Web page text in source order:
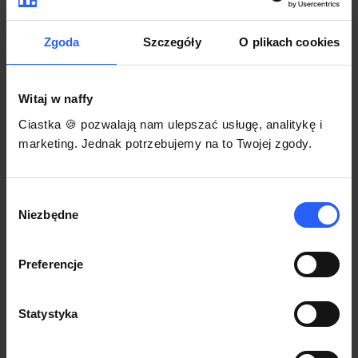
Zgoda Szczegóły O plikach cookies
Witaj w naffy
Ciastka 🍪 pozwalają nam ulepszać usługę, analitykę i
marketing. Jednak potrzebujemy na to Twojej zgody.
zgody
Niezbędne
Preferencje
Statystyka
Korzystaj na dowolnym urządzeniu z
przeglądarką Chrome
Włącz czasową promocję
3
Każdy produkt w naffy ma swój indywidualny link.
gdzie się nim podzielisz z odbiorcami.